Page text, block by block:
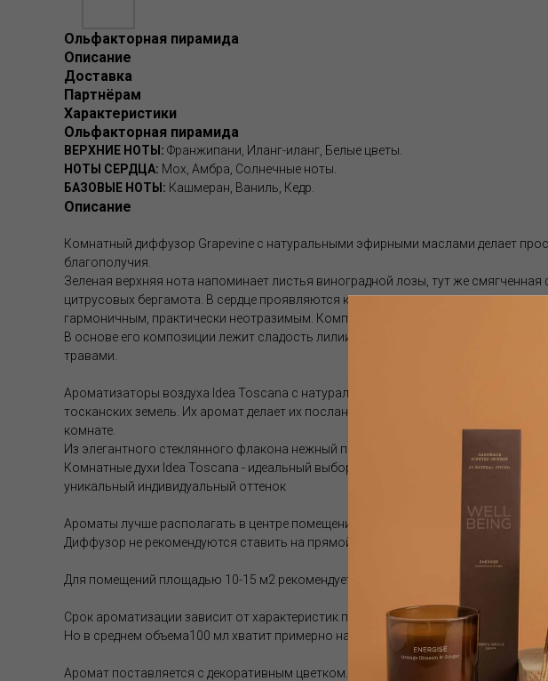
Ольфакторная пирамида
Описание
Доставка
Партнёрам
Характеристики
Ольфакторная пирамида
ВЕРХНИЕ НОТЫ: Франжипани, Иланг-иланг, Белые цветы.
НОТЫ СЕРДЦА: Мох, Амбра, Солнечные ноты.
БАЗОВЫЕ НОТЫ: Кашмеран, Ваниль, Кедр.
Описание
Комнатный диффузор Grapevine с натуральными эфирными маслами делает
благополучия.
Зеленая верхняя нота напоминает листья виноградной лозы, тут же
цитрусовых бергамота. В сердце проявляются как цветочные акценты жасмина
гармоничным, практически неотразимым. Композиция завершается мягкими
В основе его композиции лежит сладость лилии, жасмина и нарцисса,
травами.
Ароматизаторы воздуха Idea Toscana с натуральными эфирными маслами,
тосканских земель. Их аромат делает их посланниками тосканской природы в
комнате.
Из элегантного стеклянного флакона нежный парфюм обволакивает
Комнатные духи Idea Toscana - идеальный выбор для тех, кто ищет
уникальный индивидуальный оттенок
Ароматы лучше располагать в центре помещения , чтобы аромат
Диффузор не рекомендуются ставить на прямой солнечный свет или ставить
Для помещений площадью 10-15 м2 рекомендуется формат 200 мл, для
Срок ароматизации зависит от характеристик помещения, температуры,
Но в среднем объема100 мл хватит примерно на 1-1.5 месяца; объема 250 мл. —
Аромат поставляется с декоративным цветком. Если аромат закончился, вы